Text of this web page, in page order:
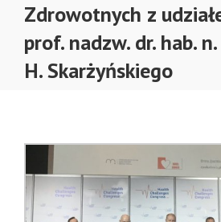
Zdrowotnych z
prof. nadzw. dr. hab.
H. Skarżyńskiego